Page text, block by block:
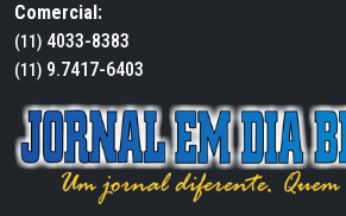
Comercial:
(11) 4033-8383
(11) 9.7417-6403